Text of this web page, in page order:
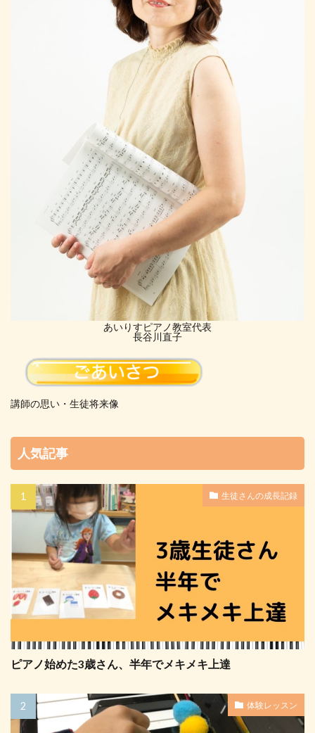
あいりすピアノ教室代表
長谷川直子
講師の思い・生徒将来像
人気記事
生徒さんの成長記録
ピアノ始めた3歳さん、半年でメキメキ上達
体験レッスン